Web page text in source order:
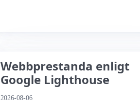
Webbprestanda enligt
Google Lighthouse
2026-08-06